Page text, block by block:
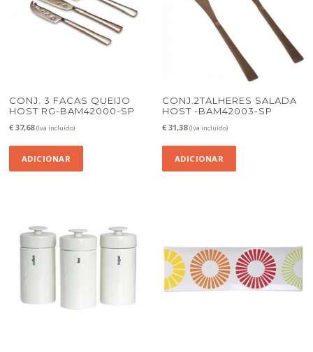
CONJ. 3 FACAS QUEIJO
HOST RG-BAM42000-SP
€ 37,68 (Iva incluído)
ADICIONAR
CONJ.2TALHERES SALADA
HOST -BAM42003-SP
€ 31,38 (Iva incluído)
ADICIONAR